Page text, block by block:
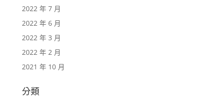
2022 年 7 月
2022 年 6 月
2022 年 3 月
2022 年 2 月
2021 年 10 月
分類